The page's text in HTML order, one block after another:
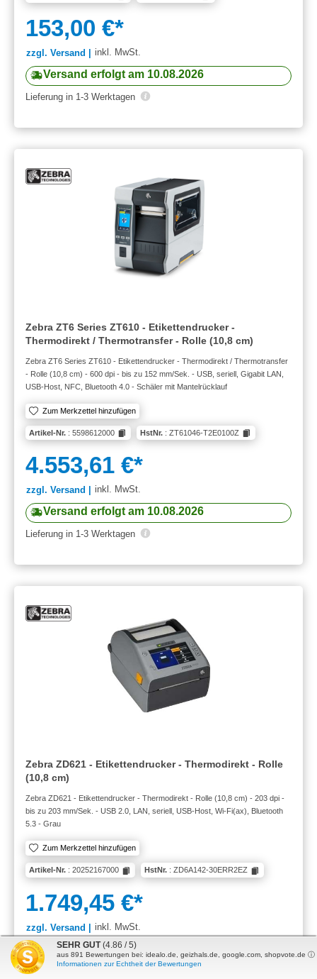
153,00 €*
zzgl. Versand | inkl. MwSt.
Versand erfolgt am 10.08.2026
Lieferung in 1-3 Werktagen
Zebra ZT6 Series ZT610 - Etikettendrucker -
Thermodirekt / Thermotransfer - Rolle (10,8 cm)
Zebra ZT6 Series ZT610 - Etikettendrucker - Thermodirekt / Thermotransfer
- Rolle (10,8 cm) - 600 dpi - bis zu 152 mm/Sek. - USB, seriell, Gigabit LAN,
USB-Host, NFC, Bluetooth 4.0 - Schäler mit Mantelrücklauf
Zum Merkzettel hinzufügen
Artikel-Nr. : 5598612000 HstNr. : ZT61046-T2E0100Z
4.553,61 €*
zzgl. Versand | inkl. MwSt.
Versand erfolgt am 10.08.2026
Lieferung in 1-3 Werktagen
Zebra ZD621 - Etikettendrucker - Thermodirekt - Rolle
(10,8 cm)
Zebra ZD621 - Etikettendrucker - Thermodirekt - Rolle (10,8 cm) - 203 dpi -
bis zu 203 mm/Sek. - USB 2.0, LAN, seriell, USB-Host, Wi-Fi(ax), Bluetooth
5.3 - Grau
Zum Merkzettel hinzufügen
Artikel-Nr. : 20252167000 HstNr. : ZD6A142-30ERR2EZ
1.749,45 €*
zzgl. Versand | inkl. MwSt.
Versand erfolgt am 10.08.2026
Lieferung in 1-3 Werktagen
SEHR GUT (4.86 / 5)
aus 891 Bewertungen bei: idealo.de, geizhals.de, google.com, shopvote.de ⓘ
Informationen zur Echtheit der Bewertungen